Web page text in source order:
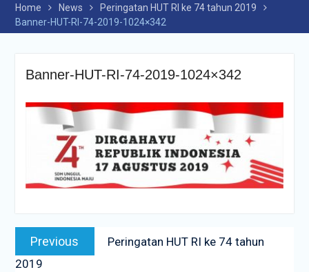
Home News
Peringatan HUT RI ke 74 tahun 2019
Banner-HUT-RI-74-2019-1024×342
Banner-HUT-RI-74-2019-1024×342
Navigasi
posPrevious
post:
Peringatan HUT RI ke 74 tahun
2019